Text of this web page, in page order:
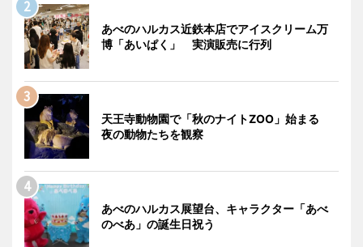
あべのハルカス近鉄本店でアイスクリーム万
博「あいぱく」 実演販売に行列
天王寺動物園で「秋のナイトZOO」始まる
夜の動物たちを観察
あべのハルカス展望台、キャラクター「あべ
のべあ」の誕生日祝う